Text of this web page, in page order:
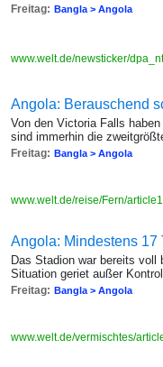
Freitag: Bangla > Angola
www.welt.de/newsticker/
Angola: Berauschend
Von den Victoria Falls
sind immerhin die
Freitag: Bangla > Angola
www.welt.de/reise/Fern/
Angola: Mindestens 17
Das Stadion war bereits
Situation geriet außer
Freitag: Bangla > Angola
www.welt.de/vermischtes/